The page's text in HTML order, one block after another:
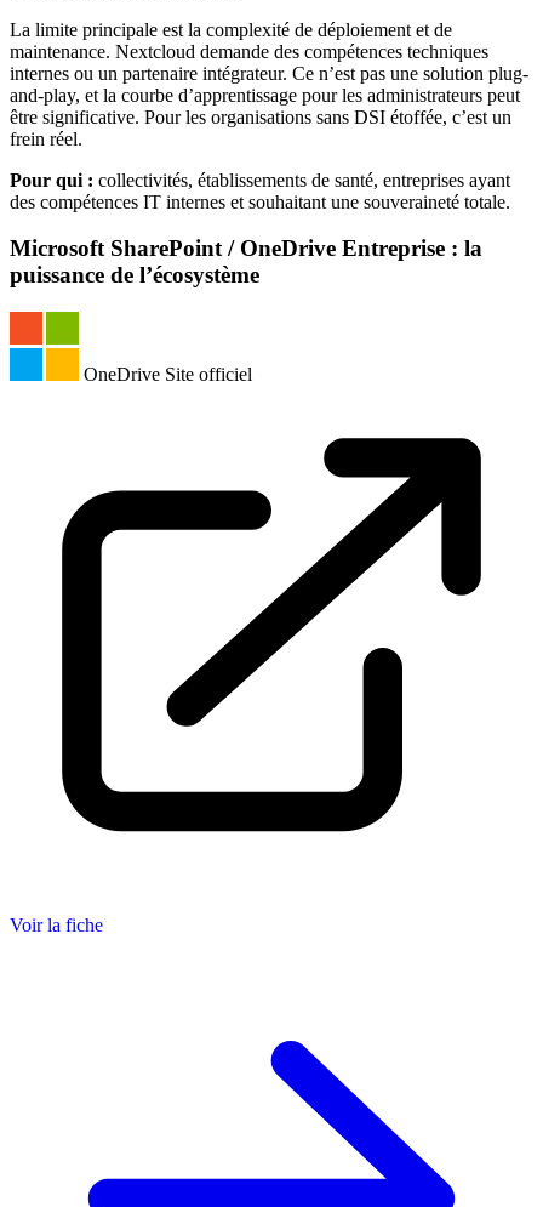
La limite principale est la complexité de déploiement et de
maintenance. Nextcloud demande des compétences techniques
internes ou un partenaire intégrateur. Ce n’est pas une solution plug-
and-play, et la courbe d’apprentissage pour les administrateurs peut
être significative. Pour les organisations sans DSI étoffée, c’est un
frein réel.
Pour qui : collectivités, établissements de santé, entreprises ayant
des compétences IT internes et souhaitant une souveraineté totale.
Microsoft SharePoint / OneDrive Entreprise : la
puissance de l’écosystème
OneDrive Site officiel
Voir la fiche